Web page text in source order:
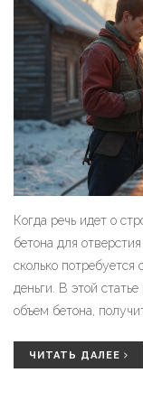
Когда речь идет о
бетона для
сколько
деньги. В этой
объем бетона,
при заливке.
ЧИТАТЬ ДАЛЕЕ